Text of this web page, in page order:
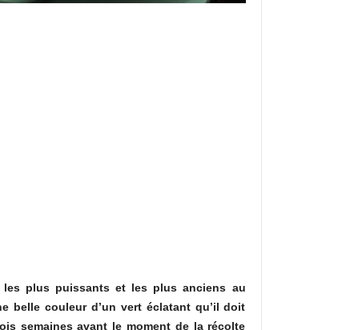
plus puissants et les plus anciens au
belle couleur d’un vert éclatant qu’il doit
semaines avant le moment de la récolte